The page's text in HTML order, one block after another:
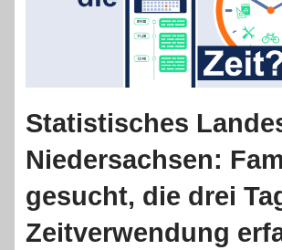
Statistisches
Niedersachsen:
gesucht, die drei
Zeitverwendung